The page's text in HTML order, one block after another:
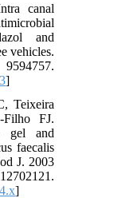
canal
and
vehicles.
9594757.
3
Teixeira
Filho FJ.
gel and
faecalis
J. 2003